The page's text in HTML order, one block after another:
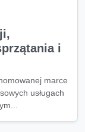
i
marce
usługach